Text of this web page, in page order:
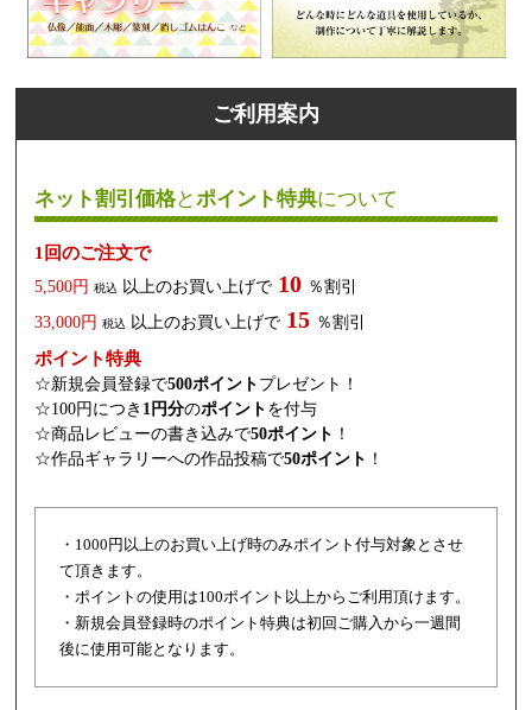
ご利用案内
ネット割引価格とポイント特典について
1回のご注文で
5,500円 税込 以上のお買い上げで 10 ％割引
33,000円 税込 以上のお買い上げで 15 ％割引
ポイント特典
☆新規会員登録で500ポイント プレゼント！
☆100円につき 1円分のポイント を付与
☆商品レビューの書き込みで50ポイント ！
☆作品ギャラリーへの作品投稿で50ポイント ！
・1000円以上のお買い上げ時のみポイント付与対象とさせ
て頂きます。
・ポイントの使用は100ポイント以上からご利用頂けます。
・新規会員登録時のポイント特典は初回ご購入から一週間
後に使用可能となります。